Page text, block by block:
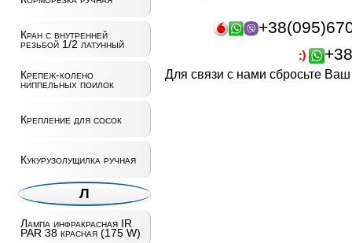
Кран с внутренней
резьбой 1/2 латунный
Крепеж-колено
ниппельных поилок
Крепление для сосок
Кукурузолущилка ручная
Л
Лампа инфракрасная IR
PAR 38 красная (175 W)
Для связи с нами сбросьте